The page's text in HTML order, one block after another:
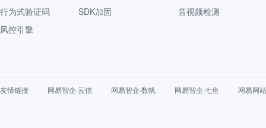
行为式验证码
风控引擎
SDK加固
音视频检测
友情链接 网易智企·云信 网易智企·数帆 网易智企·七鱼 网易网